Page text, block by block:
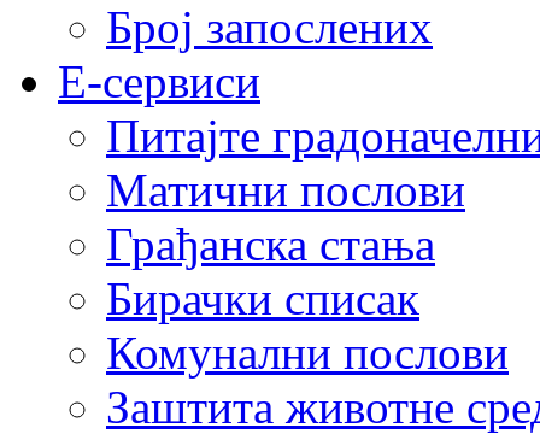
Број запослених
E-сервиси
Питајте
Матични послови
Грађанска стања
Бирачки списак
Комунални послови
Заштита животне